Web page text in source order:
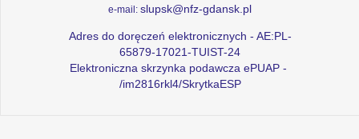
e-mail: slupsk@nfz-gdansk.pl
Adres do doręczeń elektronicznych - AE:PL-
65879-17021-TUIST-24
Elektroniczna skrzynka podawcza ePUAP -
/im2816rkl4/SkrytkaESP